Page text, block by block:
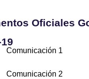
Oficiales
Comunicación 1
Comunicación 2